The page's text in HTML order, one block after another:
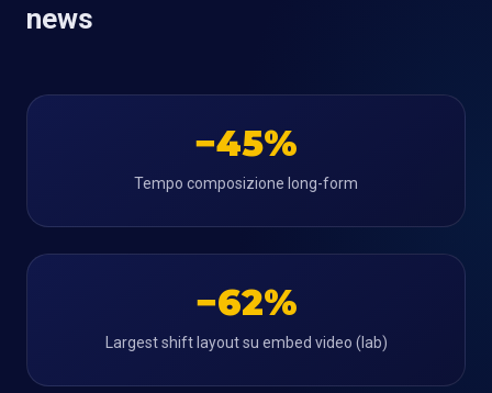
news
−45%
Tempo composizione long-form
−62%
Largest shift layout su embed video (lab)